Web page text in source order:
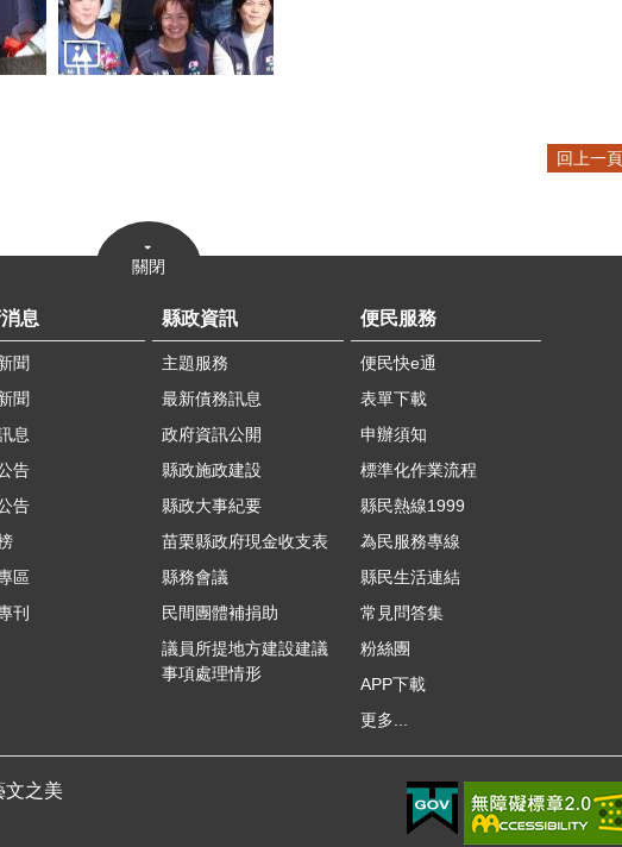
回上一頁
關閉
息
聞
聞
息
告
告
區
刊
縣政資訊
主題服務
最新債務訊息
政府資訊公開
縣政施政建設
縣政大事紀要
苗栗縣政府現金收支表
縣務會議
民間團體補捐助
議員所提地方建設建議
事項處理情形
便民服務
便民快e通
表單下載
申辦須知
標準化作業流程
縣民熱線1999
為民服務專線
縣民生活連結
常見問答集
粉絲團
APP下載
更多...
文之美